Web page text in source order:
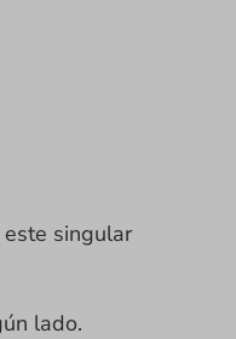
singular
lado.